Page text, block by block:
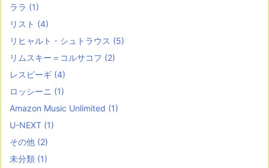
ララ (1)
リスト (4)
リヒャルト・シュトラウス (5)
リムスキー＝コルサコフ (2)
レスピーギ (4)
ロッシーニ (1)
Amazon Music Unlimited (1)
U-NEXT (1)
その他 (2)
未分類 (1)